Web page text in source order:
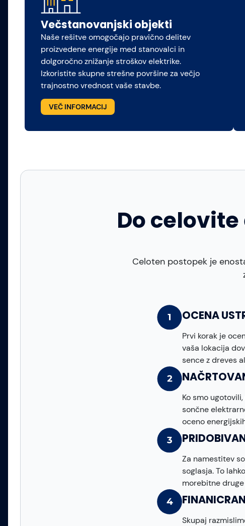
Večstanovanjski objekti
Naše rešitve omogočajo pravično delitev
proizvedene energije med stanovalci in
dolgoročno znižanje stroškov elektrike.
Izkoristite skupne strešne površine za večjo
trajnostno vrednost vaše stavbe.
VEČ INFORMACIJ
Do
Celoten postopek je
OCENA
Prvi korak je
vaša lokacija
sence z dreves
Ko smo
sončne
oceno
Za namestitev
soglasja. To
morebitne
Skupaj